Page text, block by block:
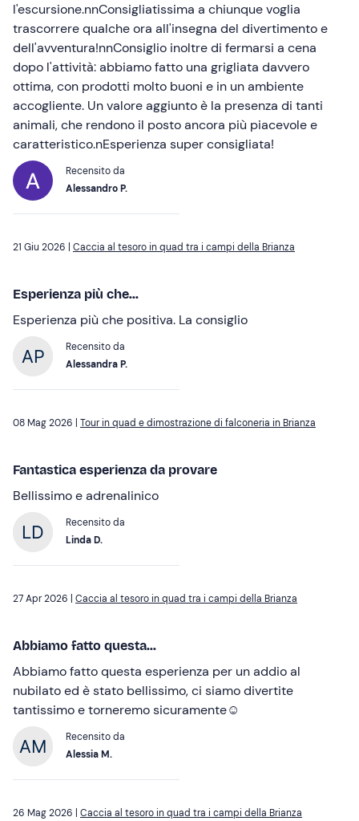
l'escursione.nnConsigliatissima a chiunque voglia
trascorrere qualche ora all'insegna del divertimento e
dell'avventura!nnConsiglio inoltre di fermarsi a cena
dopo l'attività: abbiamo fatto una grigliata davvero
ottima, con prodotti molto buoni e in un ambiente
accogliente. Un valore aggiunto è la presenza di tanti
animali, che rendono il posto ancora più piacevole e
caratteristico.nEsperienza super consigliata!
Recensito da
Alessandro P.
21 Giu 2026 | Caccia al tesoro in quad tra i campi della Brianza
Esperienza più che...
Esperienza più che positiva. La consiglio
Recensito da
Alessandra P.
08 Mag 2026 | Tour in quad e dimostrazione di falconeria in Brianza
Fantastica esperienza da provare
Bellissimo e adrenalinico
Recensito da
Linda D.
27 Apr 2026 | Caccia al tesoro in quad tra i campi della Brianza
Abbiamo fatto questa...
Abbiamo fatto questa esperienza per un addio al
nubilato ed è stato bellissimo, ci siamo divertite
tantissimo e torneremo sicuramente☺️
Recensito da
Alessia M.
26 Mag 2026 | Caccia al tesoro in quad tra i campi della Brianza